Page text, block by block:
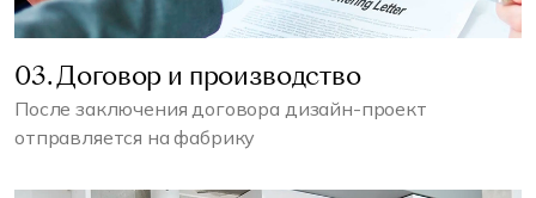
03. Договор и производство
После заключения договора дизайн-проект
отправляется на фабрику